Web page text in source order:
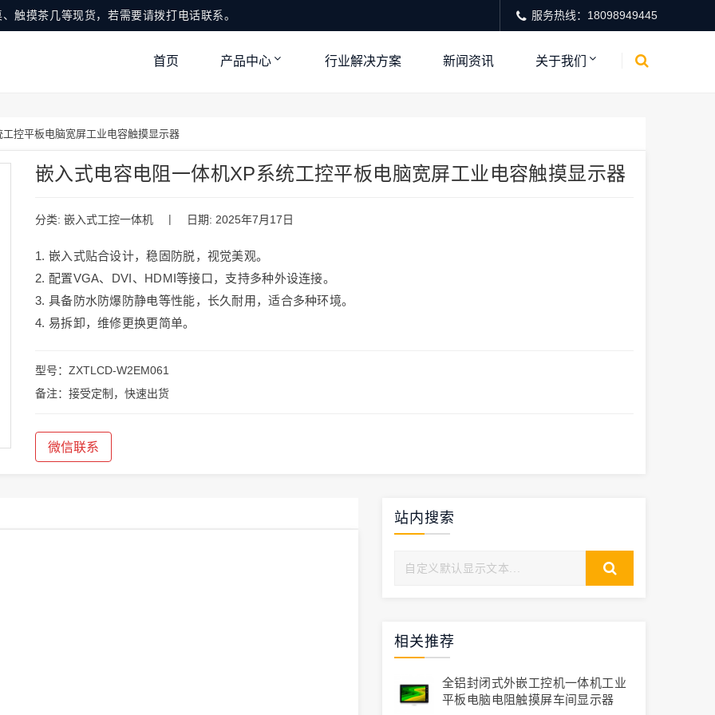
触摸茶几等现货，若需要请拨打电话联系。 服务热线：18098949445
首页 产品中心 行业解决方案 新闻资讯 关于我们
控平板电脑宽屏工业电容触摸显示器
嵌入式电容电阻一体机XP系统工控平板电脑宽屏工业电容触摸显示器
分类: 嵌入式工控一体机 | 日期: 2025年7月17日
1. 嵌入式贴合设计，稳固防脱，视觉美观。
2. 配置VGA、DVI、HDMI等接口，支持多种外设连接。
3. 具备防水防爆防静电等性能，长久耐用，适合多种环境。
4. 易拆卸，维修更换更简单。
型号：ZXTLCD-W2EM061
备注：接受定制，快速出货
微信联系
站内搜索
相关推荐
全铝封闭式外嵌工控机一体机工业
平板电脑电阻触摸屏车间显示器